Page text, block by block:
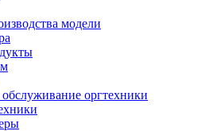
модели
обслуживание оргтехники